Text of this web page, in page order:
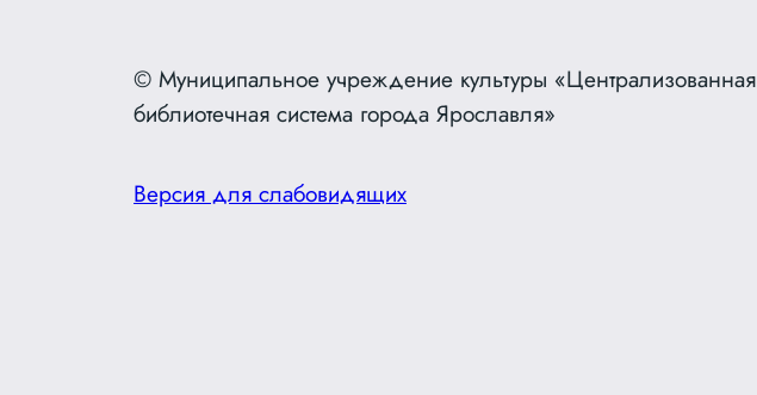
© Муниципальное учреждение культуры «Централизованная
библиотечная система города Ярославля»
Версия для слабовидящих